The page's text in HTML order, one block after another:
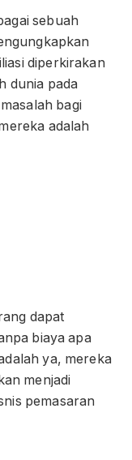
sebuah
diperkirakan
dunia pada
bagi
adalah
dapat
biaya apa
ya, mereka
menjadi
pemasaran